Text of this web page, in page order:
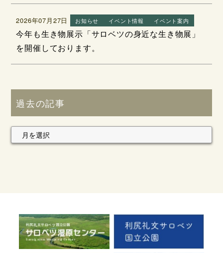
2026年07月27日 お知らせ イベント情報 イベント案内
今年も生き物展示「サロベツの身近な生き物展」
を開催しております。
過去の記事